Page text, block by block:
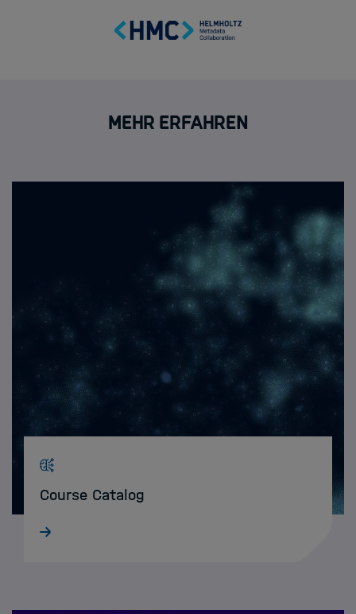
Mehr erfahren
Course Catalog
Finden Sie Data Science Trainings in der